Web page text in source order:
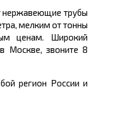
нержавеющие трубы
мелким от тонны
ценам. Широкий
Москве, звоните 8
регион России и